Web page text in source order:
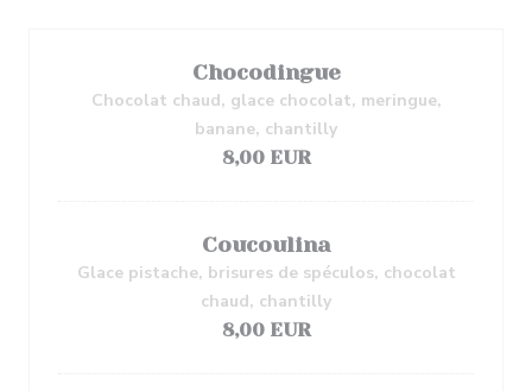
Chocodingue
Chocolat chaud, glace chocolat, meringue,
banane, chantilly
8,00 EUR
Coucoulina
Glace pistache, brisures de spéculos, chocolat
chaud, chantilly
8,00 EUR